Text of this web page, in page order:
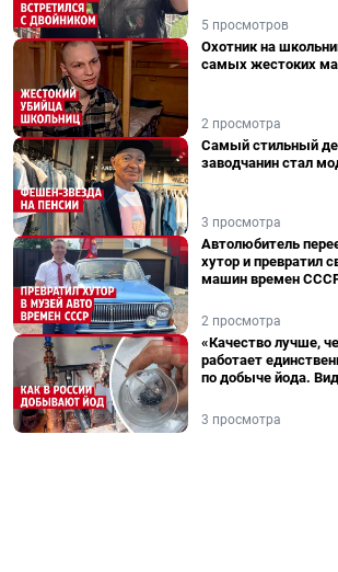
5 просмотров
Охотник на
самых жестоких
2 просмотра
Самый стильный
заводчанин стал
3 просмотра
Автолюбитель
хутор и превратил
машин времен
2 просмотра
«Качество лучше,
работает
по добыче йода.
3 просмотра